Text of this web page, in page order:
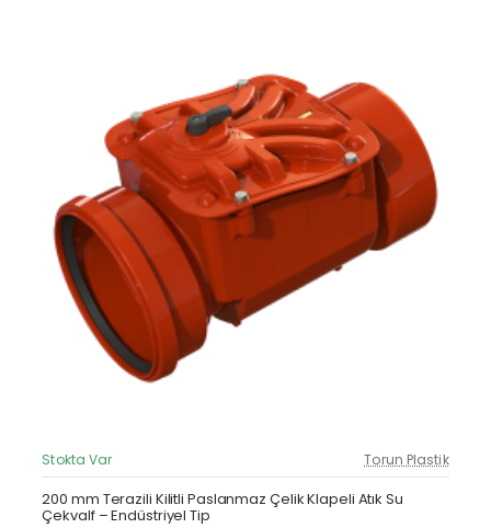
Güncel Fiyat
Stokta Var Torun Plastik
200 mm Terazili Kilitli Paslanmaz Çelik Klapeli Atık Su
Çekvalf – Endüstriyel Tip